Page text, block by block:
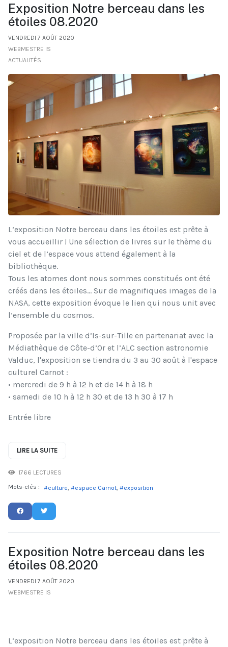
Exposition Notre berceau dans les
étoiles 08.2020
VENDREDI 7 AOÛT 2020
WEBMESTRE IS
ACTUALITÉS
L’exposition Notre berceau dans les étoiles est prête à
vous accueillir ! Une sélection de livres sur le thème du
ciel et de l’espace vous attend également à la
bibliothèque.
Tous les atomes dont nous sommes constitués ont été
créés dans les étoiles… Sur de magnifiques images de la
NASA, cette exposition évoque le lien qui nous unit avec
l’ensemble du cosmos.
Proposée par la ville d’Is-sur-Tille en partenariat avec la
Médiathèque de Côte-d’Or et l’ALC section astronomie
Valduc, l'exposition se tiendra du 3 au 30 août à l'espace
culturel Carnot :
• mercredi de 9 h à 12 h et de 14 h à 18 h
• samedi de 10 h à 12 h 30 et de 13 h 30 à 17 h
Entrée libre
LIRE LA SUITE
1766 LECTURES
Mots-clés :
culture espace Carnot exposition
Exposition Notre berceau dans les
étoiles 08.2020
VENDREDI 7 AOÛT 2020
WEBMESTRE IS
L’exposition Notre berceau dans les étoiles est prête à